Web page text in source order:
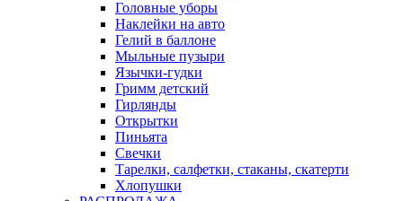
Головные уборы
Наклейки на авто
Гелий в баллоне
Мыльные пузыри
Язычки-гудки
Гримм детский
Гирлянды
Открытки
Пиньята
Свечки
Тарелки, салфетки, стаканы, скатерти
Хлопушки